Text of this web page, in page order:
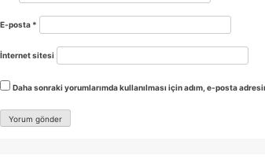
E-posta *
İnternet sitesi
Daha sonraki yorumlarımda kullanılması için adım, e-posta